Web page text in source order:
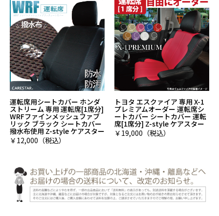
運転席用シートカバー ホンダ
ストリーム 専用 運転席[1席分]
WRFファインメッシュファブ
リック ブラック シートカバー
撥水布使用 Z-style ケアスター
￥12,000（税込）
トヨタ エスクァイア 専用 X-1
プレミアムオーダー 運転席シ
ートカバー シートカバー 運転
席[1席分] Z-style ケアスター
￥19,000（税込）